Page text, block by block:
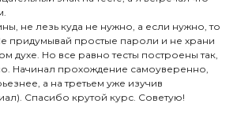
не лезь куда не нужно, а если нужно, то
придумывай простые пароли и не храни
духе. Но все равно тесты построены так,
Начинал прохождение самоуверенно,
а на третьем уже изучив
Спасибо крутой курс. Советую!